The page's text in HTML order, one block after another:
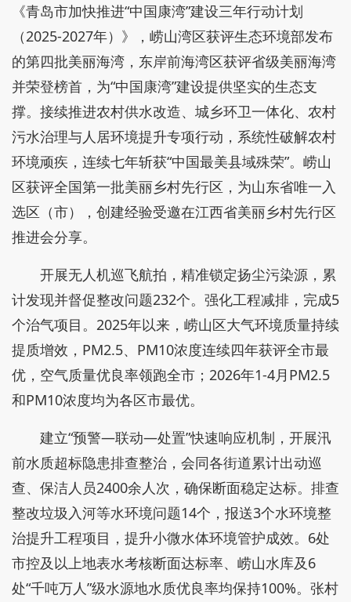
《青岛市加快推进“中国康湾”建设三年行动计划
（2025-2027年）》，崂山湾区获评生态环境部发布
的第四批美丽海湾，东岸前海湾区获评省级美丽海湾
并荣登榜首，为“中国康湾”建设提供坚实的生态支
撑。接续推进农村供水改造、城乡环卫一体化、农村
污水治理与人居环境提升专项行动，系统性破解农村
环境顽疾，连续七年斩获“中国最美县域殊荣”。崂山
区获评全国第一批美丽乡村先行区，为山东省唯一入
选区（市），创建经验受邀在江西省美丽乡村先行区
推进会分享。
开展无人机巡飞航拍，精准锁定扬尘污染源，累
计发现并督促整改问题232个。强化工程减排，完成5
个治气项目。2025年以来，崂山区大气环境质量持续
提质增效，PM2.5、PM10浓度连续四年获评全市最
优，空气质量优良率领跑全市；2026年1-4月PM2.5
和PM10浓度均为各区市最优。
建立“预警—联动—处置”快速响应机制，开展汛
前水质超标隐患排查整治，会同各街道累计出动巡
查、保洁人员2400余人次，确保断面稳定达标。排查
整改垃圾入河等水环境问题14个，报送3个水环境整
治提升工程项目，提升小微水体环境管护成效。6处
市控及以上地表水考核断面达标率、崂山水库及6
处“千吨万人”级水源地水质优良率均保持100%。张村